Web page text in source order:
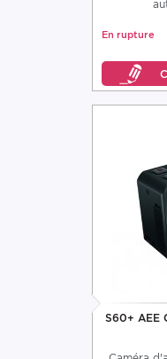
En rupture
S60+ AEE